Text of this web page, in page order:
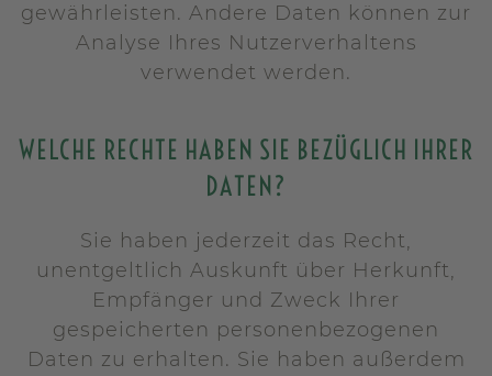
gewährleisten. Andere Daten können zur
Analyse Ihres Nutzerverhaltens
verwendet werden.
WELCHE RECHTE HABEN SIE BEZÜGLICH IHRER
DATEN?
Sie haben jederzeit das Recht,
unentgeltlich Auskunft über Herkunft,
Empfänger und Zweck Ihrer
gespeicherten personenbezogenen
Daten zu erhalten. Sie haben außerdem